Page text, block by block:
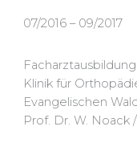
07/2016 – 09/2017
Klinik für
Evangelischen
Prof. Dr. W. Noack